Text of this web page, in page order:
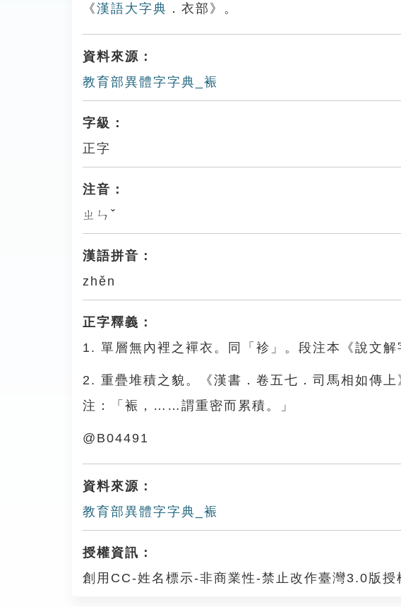
《漢語大字典 ．衣部》。
資料來源：
教育部異體字字典_裖
字級：
正字
注音：
ㄓㄣˇ
漢語拼音：
zhěn
正字釋義：
1. 單層無內裡之襌衣。同「袗」。段注本《說文
2. 重疊堆積之貌。《漢書．卷五七．司馬相如傳
注：「裖，……謂重密而累積。」
@B04491
資料來源：
教育部異體字字典_裖
授權資訊：
創用CC-姓名標示-非商業性-禁止改作臺灣3.0版授